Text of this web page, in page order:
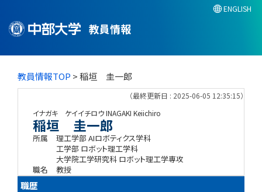
教員情報
ENGLISH
教員情報TOP > 稲垣 圭一郎
（最終更新日 : 2025-06-05 12:35:15）
イナガキ ケイイチロウINAGAKI Keiichiro
稲垣 圭一郎
所属
理工学部 AIロボティクス学科
工学部 ロボット理工学科
大学院工学研究科 ロボット理工学専攻
職名
教授
職歴